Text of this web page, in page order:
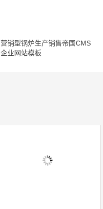
营销型锅炉生产销售帝国CMS
企业网站模板